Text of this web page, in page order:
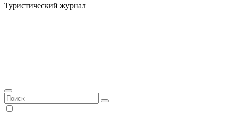
Туристический журнал